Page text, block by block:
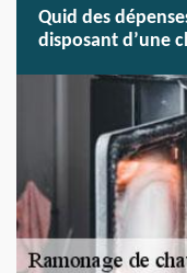
Quid des
disposant d’une